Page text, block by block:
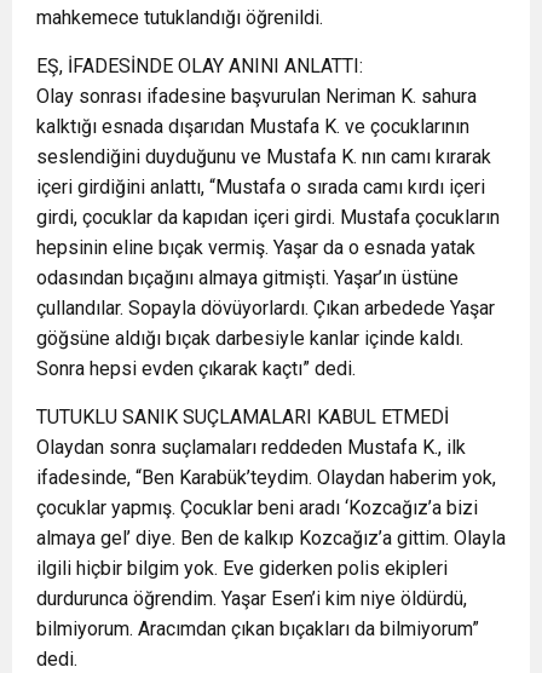
mahkemece tutuklandığı öğrenildi.
EŞ, İFADESİNDE OLAY ANINI ANLATTI:
Olay sonrası ifadesine başvurulan Neriman K. sahura
kalktığı esnada dışarıdan Mustafa K. ve çocuklarının
seslendiğini duyduğunu ve Mustafa K. nın camı kırarak
içeri girdiğini anlattı, “Mustafa o sırada camı kırdı içeri
girdi, çocuklar da kapıdan içeri girdi. Mustafa çocukların
hepsinin eline bıçak vermiş. Yaşar da o esnada yatak
odasından bıçağını almaya gitmişti. Yaşar’ın üstüne
çullandılar. Sopayla dövüyorlardı. Çıkan arbedede Yaşar
göğsüne aldığı bıçak darbesiyle kanlar içinde kaldı.
Sonra hepsi evden çıkarak kaçtı” dedi.
TUTUKLU SANIK SUÇLAMALARI KABUL ETMEDİ
Olaydan sonra suçlamaları reddeden Mustafa K., ilk
ifadesinde, “Ben Karabük’teydim. Olaydan haberim yok,
çocuklar yapmış. Çocuklar beni aradı ‘Kozcağız’a bizi
almaya gel’ diye. Ben de kalkıp Kozcağız’a gittim. Olayla
ilgili hiçbir bilgim yok. Eve giderken polis ekipleri
durdurunca öğrendim. Yaşar Esen’i kim niye öldürdü,
bilmiyorum. Aracımdan çıkan bıçakları da bilmiyorum”
dedi.